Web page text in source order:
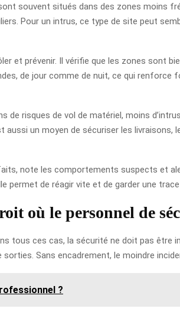
souvent situés dans des zones moins
Pour un intrus, ce type de site peut
et prévenir. Il vérifie que les zones sont
de jour comme de nuit, ce qui
risques de vol de matériel, moins
un moyen de sécuriser les livraisons,
note les comportements suspects et
de réagir vite et de garder une trace
où le personnel de
tous ces cas, la sécurité ne doit pas être
Sans encadrement, le moindre
?